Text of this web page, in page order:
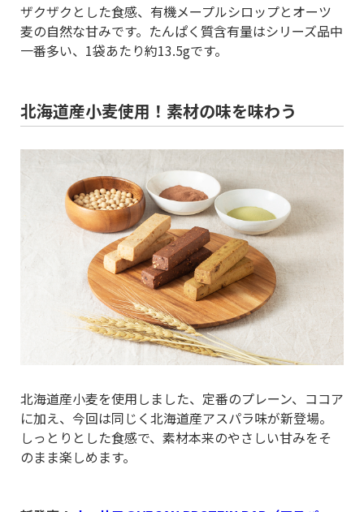
ザクザクとした食感、有機メープルシロップとオーツ
麦の自然な甘みです。たんぱく質含有量はシリーズ品中
一番多い、1袋あたり約13.5gです。
北海道産小麦使用！素材の味を味わう
北海道産小麦を使用しました、定番のプレーン、ココア
に加え、今回は同じく北海道産アスパラ味が新登場。
しっとりとした食感で、素材本来のやさしい甘みをそ
のまま楽しめます。